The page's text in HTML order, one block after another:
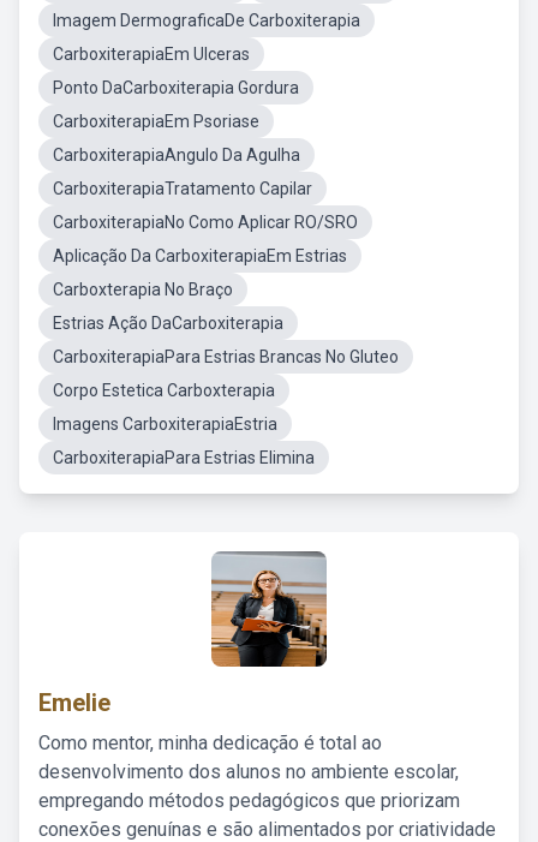
Imagem DermograficaDe Carboxiterapia
CarboxiterapiaEm Ulceras
Ponto DaCarboxiterapia Gordura
CarboxiterapiaEm Psoriase
CarboxiterapiaAngulo Da Agulha
CarboxiterapiaTratamento Capilar
CarboxiterapiaNo Como Aplicar RO/SRO
Aplicação Da CarboxiterapiaEm Estrias
Carboxterapia No Braço
Estrias Ação DaCarboxiterapia
CarboxiterapiaPara Estrias Brancas No Gluteo
Corpo Estetica Carboxterapia
Imagens CarboxiterapiaEstria
CarboxiterapiaPara Estrias Elimina
Emelie
Como mentor, minha dedicação é total ao
desenvolvimento dos alunos no ambiente escolar,
empregando métodos pedagógicos que priorizam
conexões genuínas e são alimentados por criatividade